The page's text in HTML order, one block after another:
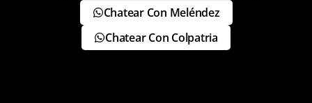
Chatear Con Meléndez
Chatear Con Colpatria